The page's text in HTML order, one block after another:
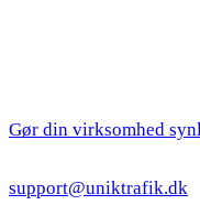
Gør din virksomhed
support@uniktrafik.dk